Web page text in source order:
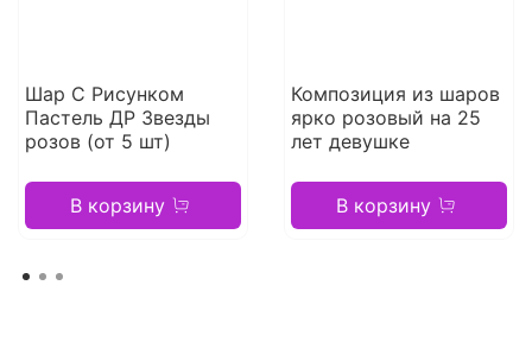
Шар С Рисунком
Пастель ДР Звезды
розов (от 5 шт)
В корзину
Композиция из шаров
ярко розовый на 25
лет девушке
В корзину